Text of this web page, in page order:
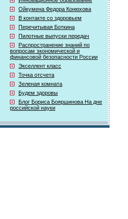
Ойкумена Федора Конюхова
В контакте со здоровьем
Перечитывая Боткина
Пилотные выпуски передач
Распространение знаний по
вопросам экономической и
финансовой безопасности России
Экселлент класс
Точка отсчета
Зеленая комната
Будем здоровы
Блог Бориса Бояршинова На дне
российской науки